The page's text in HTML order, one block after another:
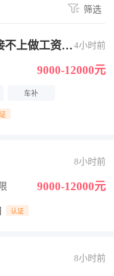
筛选
不上做工资照4小时前
9000-12000元
车补
8小时前
9000-12000元
认证
8小时前